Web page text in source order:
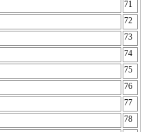
71
72
73
74
75
76
77
78